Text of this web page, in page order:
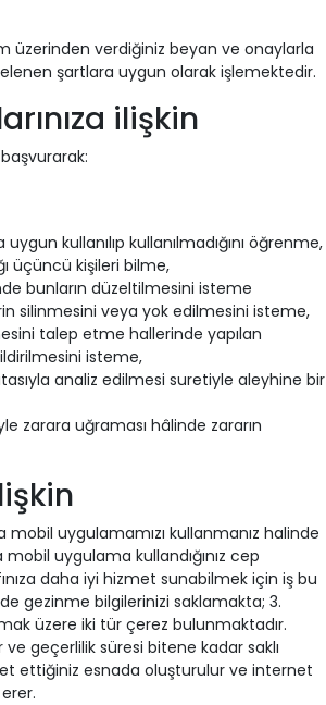
üzerinden verdiğiniz beyan ve onaylarla
şartlara uygun olarak işlemektedir.
ilişkin
kullanılıp kullanılmadığını öğrenme,
üçüncü kişileri bilme,
bunların düzeltilmesini isteme
silinmesini veya yok edilmesini isteme,
talep etme hallerinde yapılan
isteme,
analiz edilmesi suretiyle aleyhine bir
zarara uğraması hâlinde zararın
uygulamamızı kullanmanız halinde
uygulama kullandığınız cep
daha iyi hizmet sunabilmek için iş bu
gezinme bilgilerinizi saklamakta; 3.
üzere iki tür çerez bulunmaktadır.
geçerlilik süresi bitene kadar saklı
ettiğiniz esnada oluşturulur ve internet